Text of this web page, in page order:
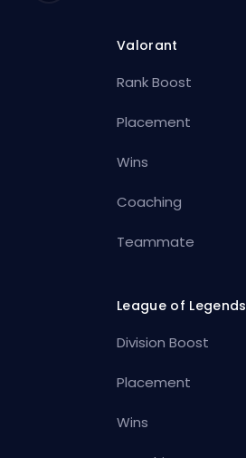
Valorant
Rank Boost
Placement
Wins
Coaching
Teammate
League of Legends
Division Boost
Placement
Wins